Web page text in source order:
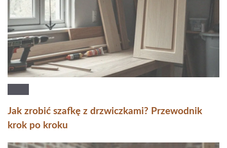
Jak zrobić szafkę z drzwiczkami? Przewodnik
krok po kroku